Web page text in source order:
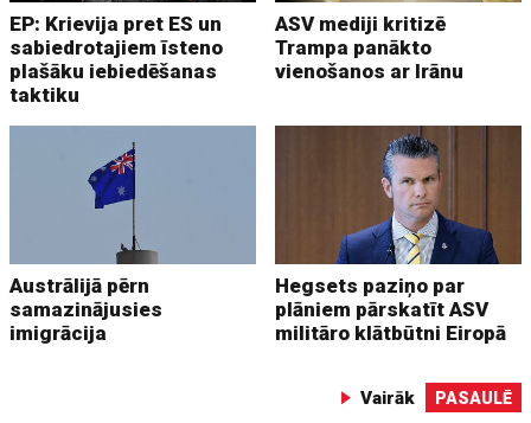
EP: Krievija pret ES un
sabiedrotajiem īsteno
plašāku iebiedēšanas
taktiku
ASV mediji kritizē
Trampa panākto
vienošanos ar Irānu
Austrālijā pērn
samazinājusies
imigrācija
Hegsets paziņo par
plāniem pārskatīt ASV
militāro klātbūtni Eiropā
Vairāk PASAULĒ